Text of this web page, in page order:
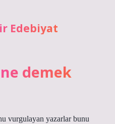
Edebiyat
demek
vurgulayan yazarlar bunu